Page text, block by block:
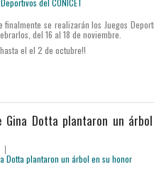
finalmente se realizarán los Juegos
del 16 al 18 de noviembre.
hasta el el 2 de octubre!!
Gina Dotta plantaron un árbol